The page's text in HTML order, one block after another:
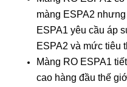
màng ESPA2
ESPA1 yêu cầu áp
ESPA2 và mức tiêu
Màng RO ESPA1
cao hàng đầu thế